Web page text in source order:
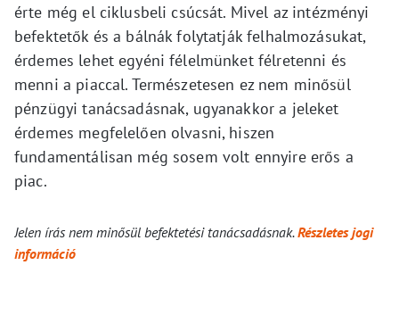
érte még el ciklusbeli csúcsát. Mivel az intézményi
befektetők és a bálnák folytatják felhalmozásukat,
érdemes lehet egyéni félelmünket félretenni és
menni a piaccal. Természetesen ez nem minősül
pénzügyi tanácsadásnak, ugyanakkor a jeleket
érdemes megfelelően olvasni, hiszen
fundamentálisan még sosem volt ennyire erős a
piac.
Jelen írás nem minősül befektetési tanácsadásnak.Részletes jogi
információ